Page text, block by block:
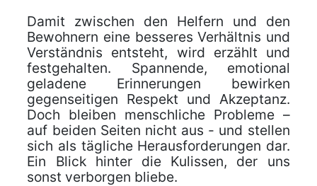
Damit zwischen den Helfern und den
Bewohnern eine besseres Verhältnis und
Verständnis entsteht, wird erzählt und
festgehalten. Spannende, emotional
geladene Erinnerungen bewirken
gegenseitigen Respekt und Akzeptanz.
Doch bleiben menschliche Probleme –
auf beiden Seiten nicht aus - und stellen
sich als tägliche Herausforderungen dar.
Ein Blick hinter die Kulissen, der uns
sonst verborgen bliebe.